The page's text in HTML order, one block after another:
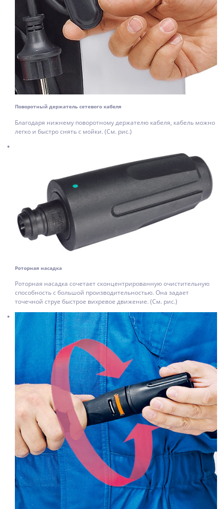
Поворотный держатель сетевого кабеля
Благодаря нижнему поворотному держателю кабеля, кабель можно
легко и быстро снять с мойки. (См. рис.)
Роторная насадка
Роторная насадка сочетает сконцентрированную очистительную
способность с большой производительностью. Она задает
точечной струе быстрое вихревое движение. (См. рис.)